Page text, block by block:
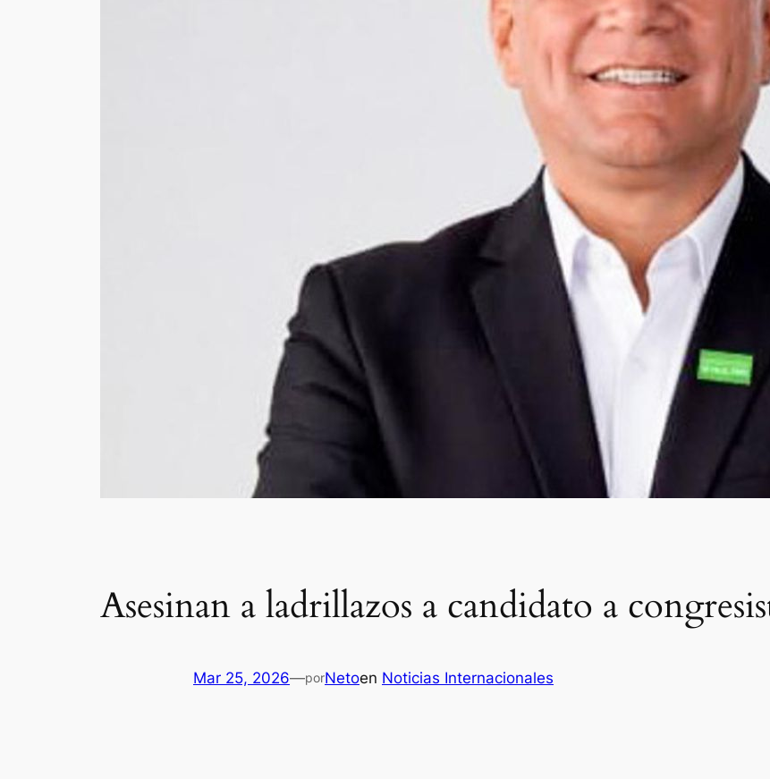
Asesinan a ladrillazos a candidato a
Mar 25, 2026—porNetoen Noticias Internacionales